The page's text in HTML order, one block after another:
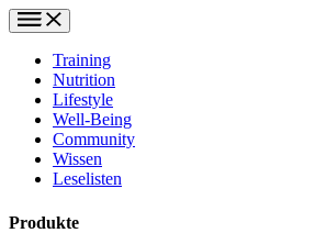
Training
Nutrition
Lifestyle
Well-Being
Community
Wissen
Leselisten
Produkte